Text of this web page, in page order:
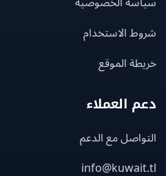
الاستخدام
الموقع
العملاء
مع الدعم